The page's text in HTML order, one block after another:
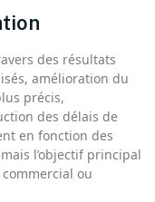
des résultats
amélioration du
précis,
des délais de
en fonction des
l’objectif principal
ou